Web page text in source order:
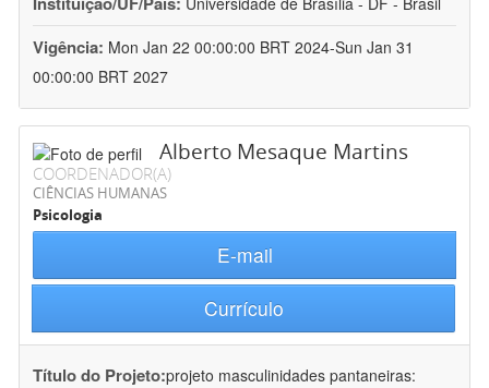
Vigência: Mon Jan 22 00:00:00 BRT 2024-Sun Jan 31
00:00:00 BRT 2027
Alberto Mesaque Martins
COORDENADOR(A)
CIÊNCIAS HUMANAS
Psicologia
E-mail
Currículo
Título do Projeto:projeto masculinidades pantaneiras: